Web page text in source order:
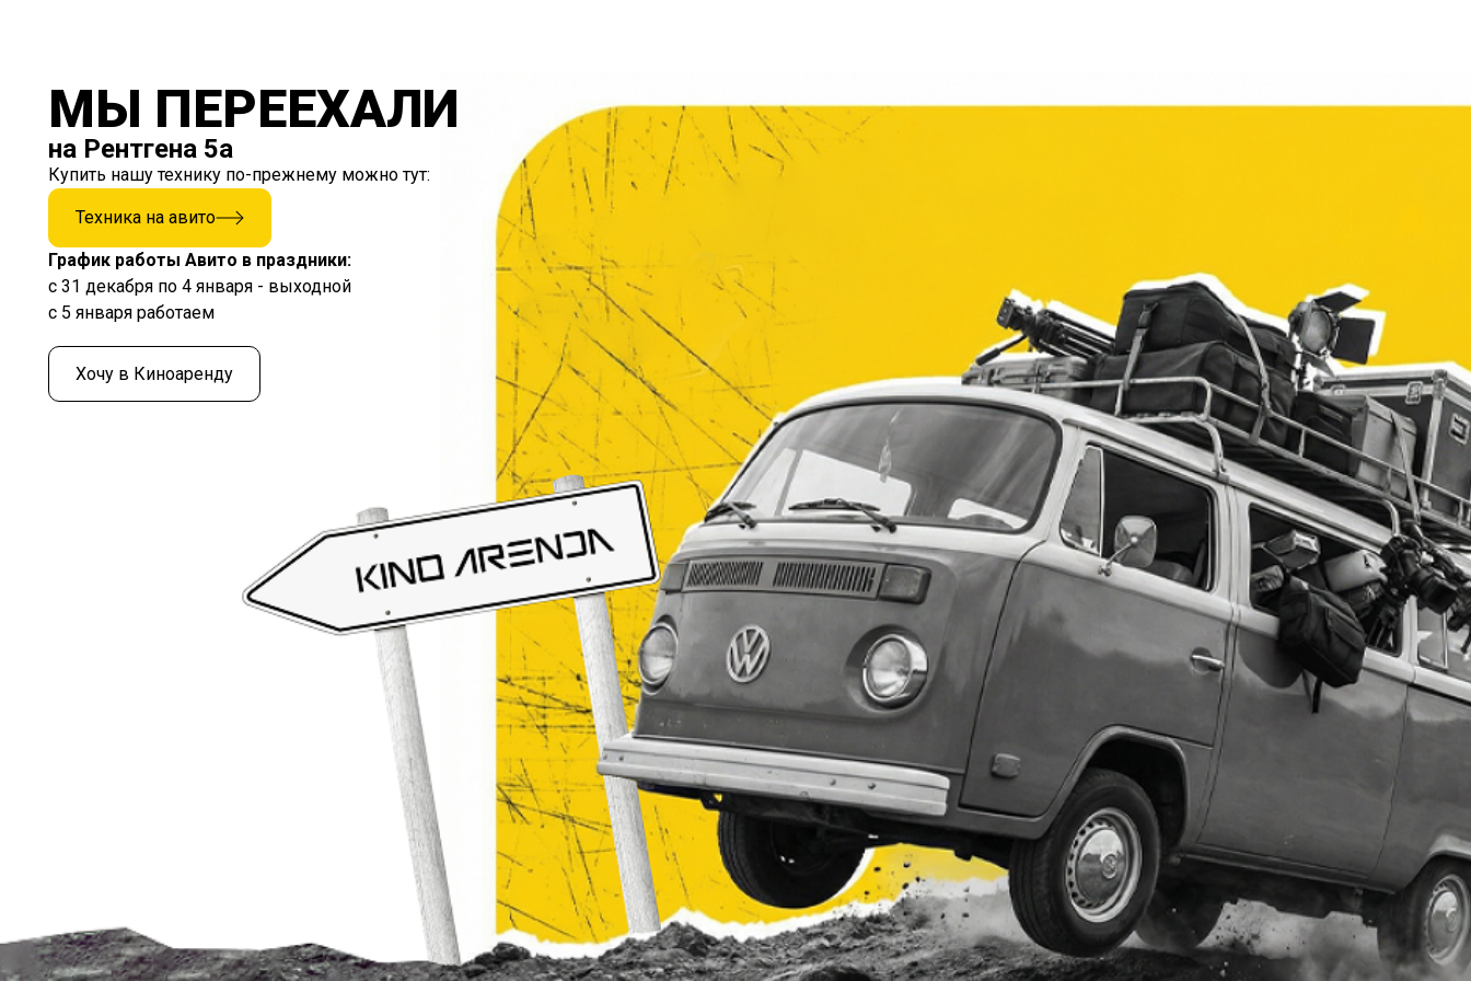
МЫ ПЕРЕЕХАЛИ
на Рентгена 5а
Купить нашу технику по-прежнему можно тут:
Техника на авито
График работы Авито в праздники:
с 31 декабря по 4 января - выходной
с 5 января работаем
Хочу в Киноаренду